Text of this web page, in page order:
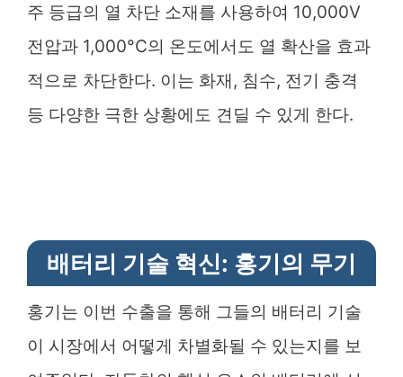
주 등급의 열 차단 소재를 사용하여 10,000V
전압과 1,000°C의 온도에서도 열 확산을 효과
적으로 차단한다. 이는 화재, 침수, 전기 충격
등 다양한 극한 상황에도 견딜 수 있게 한다.
배터리 기술 혁신: 홍기의 무기
홍기는 이번 수출을 통해 그들의 배터리 기술
이 시장에서 어떻게 차별화될 수 있는지를 보